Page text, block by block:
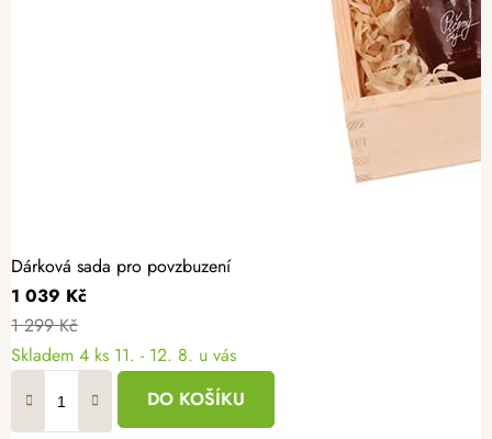
Dárková sada pro povzbuzení
1 039 Kč
1 299 Kč
Skladem 4 ks 11. - 12. 8. u vás
DO KOŠÍKU